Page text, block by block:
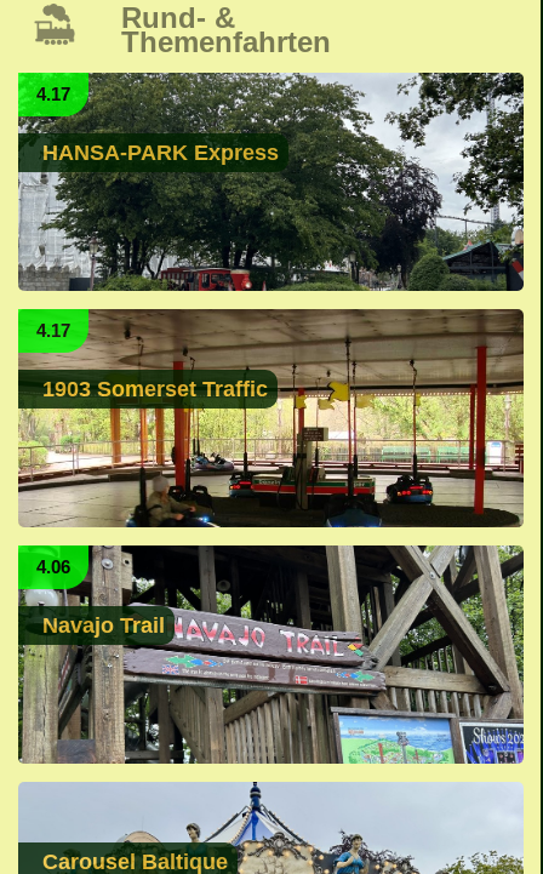
Rund- &
Themenfahrten
4.17
HANSA-PARK Express
4.17
1903 Somerset Traffic
4.06
Navajo Trail
Carousel Baltique